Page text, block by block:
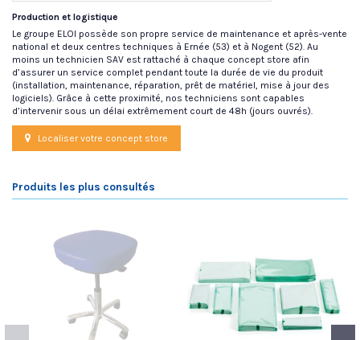
Production et logistique
Le groupe ELOI possède son propre service de maintenance et après-vente
national et deux centres techniques à Ernée (53) et à Nogent (52). Au
moins un technicien SAV est rattaché à chaque concept store afin
d’assurer un service complet pendant toute la durée de vie du produit
(installation, maintenance, réparation, prêt de matériel, mise à jour des
logiciels). Grâce à cette proximité, nos techniciens sont capables
d’intervenir sous un délai extrêmement court de 48h (jours ouvrés).
Localiser votre concept store
Produits les plus consultés